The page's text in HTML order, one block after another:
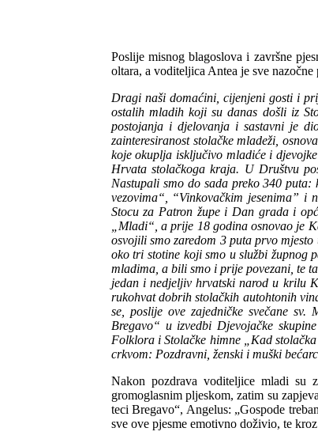
Poslije misnog blagoslova i završne
oltara, a voditeljica Antea je sve
Dragi naši domaćini, cijenjeni gosti i
ostalih mladih koji su danas došli iz
postojanja i djelovanja i sastavni je
zainteresiranost stolačke mladeži,
koje okuplja isključivo mladiće i djevojke
Hrvata stolačkoga kraja. U Društvu
Nastupali smo do sada preko 340
vezovima“, “Vinkovačkim jesenima”
Stocu za Patron župe i Dan grada i
„Mladi“, a prije 18 godina osnovao je
osvojili smo zaredom 3 puta prvo
oko tri stotine koji smo u službi župnog
mladima, a bili smo i prije povezani, te
jedan i nedjeljiv hrvatski narod u krilu
rukohvat dobrih stolačkih autohtonih
se, poslije ove zajedničke svečane
Bregavo“ u izvedbi Djevojačke
Folklora i Stolačke himne „Kad
crkvom: Pozdravni, ženski i muški
Nakon pozdrava voditeljice mladi su
gromoglasnim pljeskom, zatim su
teci Bregavo“, Angelus: „Gospode
sve ove pjesme emotivno doživio, te